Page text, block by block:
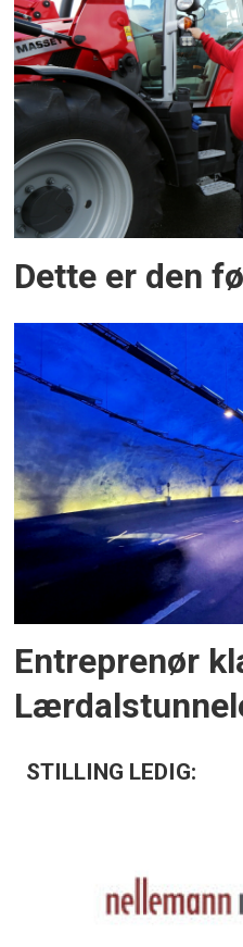
Dette er den
Entreprenør
STILLING LEDIG: